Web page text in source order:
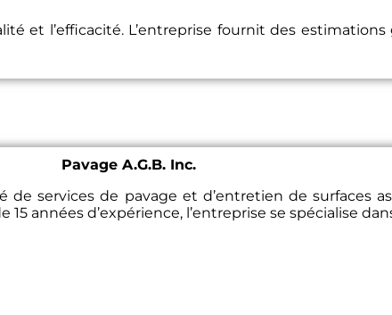
et l’efficacité. L’entreprise fournit des
Pavage A.G.B. Inc.
de services de pavage et d’entretien de surfaces
années d’expérience, l’entreprise se spécialise